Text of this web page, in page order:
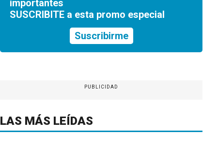
importantes
SUSCRIBITE a esta promo especial
Suscribirme
PUBLICIDAD
LAS MÁS LEÍDAS